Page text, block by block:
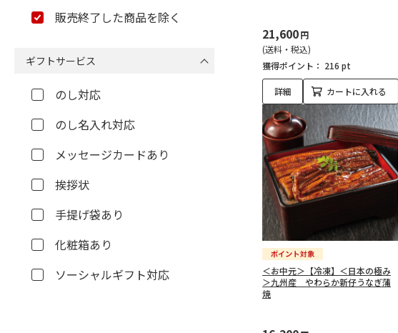
21,600円
(送料・税込)
獲得ポイント： 216 pt
詳細 カートに入れる
＜お中元＞【冷凍】＜日本の極み
＞九州産 やわらか新仔うなぎ蒲
焼
まぐろ（15）
いか・たこ（1）
その他魚類（16）
（10）
その他魚類『加工品』
うなぎ（蒲焼・白焼きほ
か）・あなご（131）
販売終了した商品を除く
ギフトサービス
のし対応
のし名入れ対応
メッセージカードあり
挨拶状
手提げ袋あり
化粧箱あり
ソーシャルギフト対応